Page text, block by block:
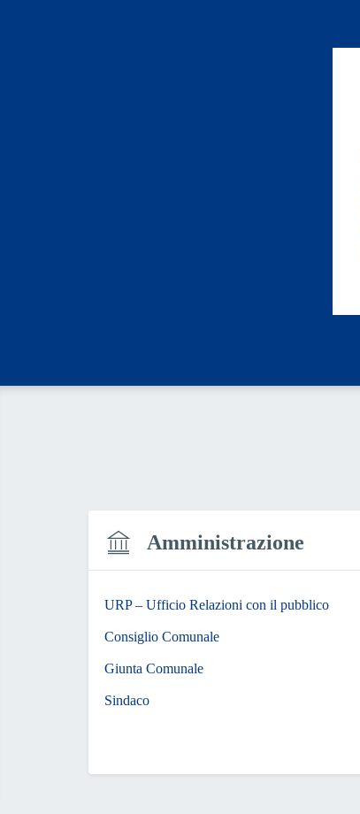
Amministrazione
URP – Ufficio Relazioni con il pubblico
Consiglio Comunale
Giunta Comunale
Sindaco